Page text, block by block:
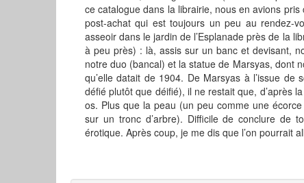
ce catalogue dans la librairie, nous en avions
post-achat qui est toujours un peu au rendez-
asseoir dans le jardin de l’Esplanade près de la
à peu près) : là, assis sur un banc et devisant,
notre duo (bancal) et la statue de Marsyas, dont
qu’elle datait de 1904. De Marsyas à l’issue de
défié plutôt que déifié), il ne restait que, d’après
os. Plus que la peau (un peu comme une
sur un tronc d’arbre). Difficile de conclure de
érotique. Après coup, je me dis que l’on pourrait